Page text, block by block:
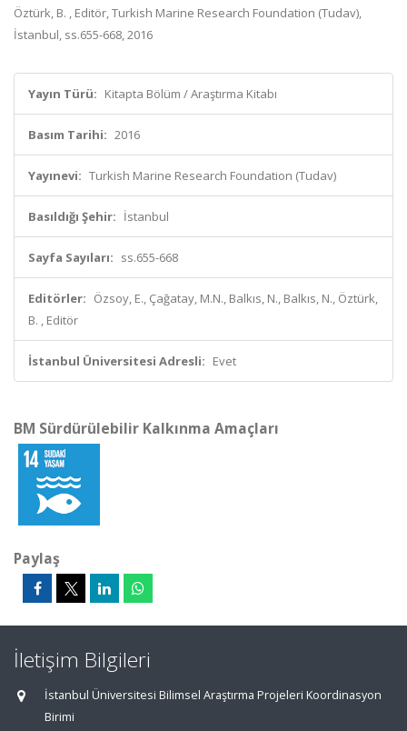
Öztürk, B. , Editör, Turkish Marine Research Foundation (Tudav),
İstanbul, ss.655-668, 2016
Yayın Türü: Kitapta Bölüm / Araştırma Kitabı
Basım Tarihi: 2016
Yayınevi: Turkish Marine Research Foundation (Tudav)
Basıldığı Şehir: İstanbul
Sayfa Sayıları: ss.655-668
Editörler: Özsoy, E., Çağatay, M.N., Balkıs, N., Balkıs, N., Öztürk,
B. , Editör
İstanbul Üniversitesi Adresli: Evet
BM Sürdürülebilir Kalkınma Amaçları
Paylaş
İletişim Bilgileri
İstanbul Üniversitesi Bilimsel Araştırma Projeleri Koordinasyon
Birimi